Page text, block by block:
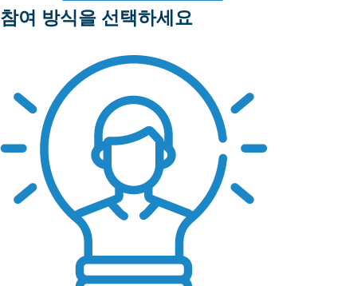
참여 방식을 선택하세요